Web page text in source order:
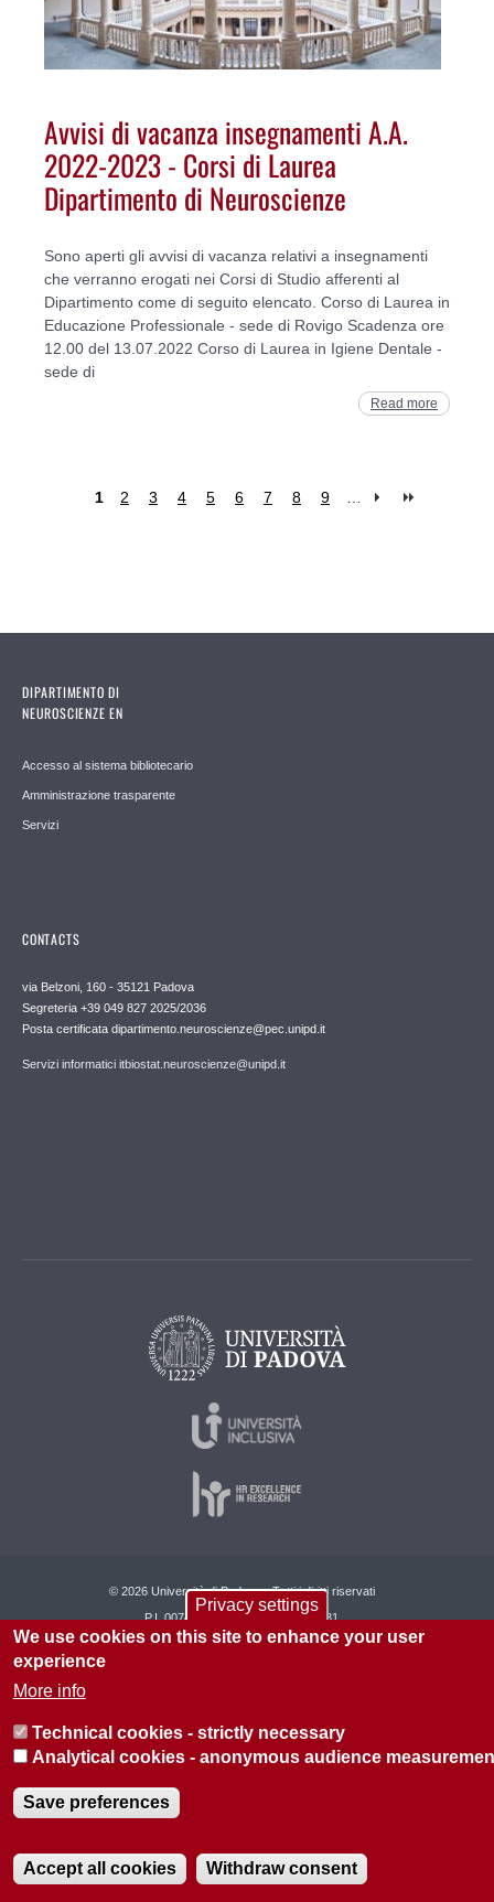
Avvisi di vacanza insegnamenti A.A.
2022-2023 - Corsi di Laurea
Dipartimento di Neuroscienze
Sono aperti gli avvisi di vacanza relativi a insegnamenti
che verranno erogati nei Corsi di Studio afferenti al
Dipartimento come di seguito elencato. Corso di Laurea in
Educazione Professionale - sede di Rovigo Scadenza ore
12.00 del 13.07.2022 Corso di Laurea in Igiene Dentale -
sede di
Read more
1 2 3 4 5 6 7 8 9
DIPARTIMENTO DI
NEUROSCIENZE EN
Accesso al sistema bibliotecario
Amministrazione trasparente
Servizi
CONTACTS
via Belzoni, 160 - 35121 Padova
Segreteria +39 049 827 2025/2036
Posta certificata dipartimento.neuroscienze@pec.unipd.it
Servizi informatici itbiostat.neuroscienze@unipd.it
© 2026 Università di Padova - Tutti i diritti riservati
P.I. 00742430283 C.F. 80006480281
Privacy settings
We use cookies on this site to enhance your user
experience
More info
Technical cookies - strictly necessary
Analytical cookies - anonymous audience
Save preferences
Accept all cookies Withdraw consent